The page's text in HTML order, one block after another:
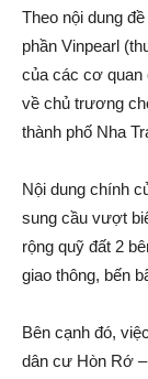
Theo nội dung
phần Vinpearl
của các cơ quan
về chủ trương
thành phố Nha
Nội dung chính
sung cầu vượt
rộng quỹ đất 2
giao thông, bến
Bên cạnh đó,
dân cư Hòn Rớ